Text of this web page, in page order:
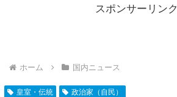
スポンサーリンク
ホーム 国内ニュース
皇室・伝統 政治家（自民）